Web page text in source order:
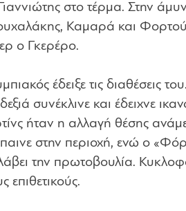
στο τέρμα. Στην
Καμαρά και
ο Γκερέρο.
έδειξε τις διαθέσεις
συνέκλινε και έδειχνε
ήταν η αλλαγή θέσης
στην περιοχή, ενώ ο
την πρωτοβουλία.
επιθετικούς.